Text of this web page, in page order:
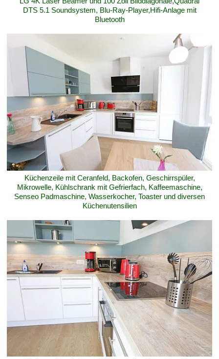
DTS 5.1 Soundsystem, Blu-Ray-Player,Hifi-Anlage mit
Bluetooth
Küchenzeile mit Ceranfeld, Backofen, Geschirrspüler,
Mikrowelle, Kühlschrank mit Gefrierfach, Kaffeemaschine,
Senseo Padmaschine, Wasserkocher, Toaster und diversen
Küchenutensilien